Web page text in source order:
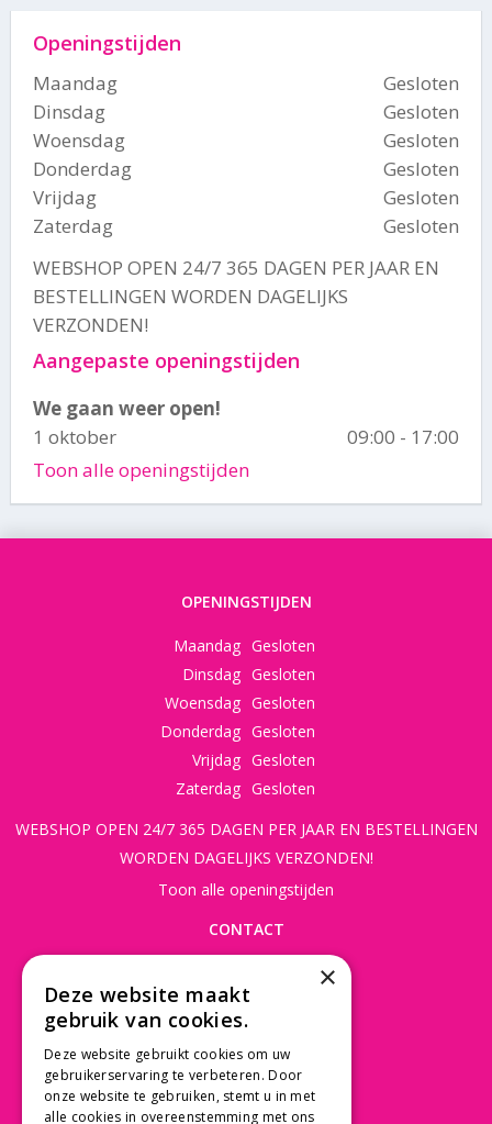
Openingstijden
Maandag
Gesloten
Dinsdag
Gesloten
Woensdag
Gesloten
Donderdag
Gesloten
Vrijdag
Gesloten
Zaterdag
Gesloten
WEBSHOP OPEN 24/7 365 DAGEN PER JAAR EN
BESTELLINGEN WORDEN DAGELIJKS
VERZONDEN!
Aangepaste openingstijden
We gaan weer open!
1 oktober
09:00 - 17:00
Toon alle openingstijden
OPENINGSTIJDEN
Maandag Gesloten
Dinsdag Gesloten
Woensdag Gesloten
Donderdag Gesloten
Vrijdag Gesloten
Zaterdag Gesloten
WEBSHOP OPEN 24/7 365 DAGEN PER JAAR EN BESTELLINGEN
WORDEN DAGELIJKS VERZONDEN!
Toon alle openingstijden
CONTACT
3997 MK 't Goy
030 - 60 11 365
info@tuincentrumdebruijn.nl
×
Deze website maakt
gebruik van cookies.
Deze website gebruikt cookies om uw
gebruikerservaring te verbeteren. Door
onze website te gebruiken, stemt u in met
alle cookies in overeenstemming met ons